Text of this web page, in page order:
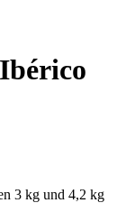
3 kg und 4,2 kg